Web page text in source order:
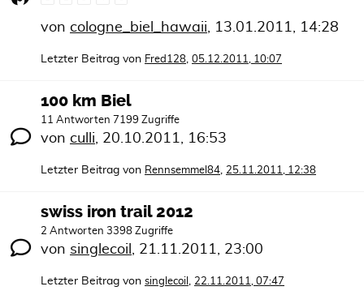
von cologne_biel_hawaii, 13.01.2011, 14:28
Letzter Beitrag von Fred128, 05.12.2011, 10:07
100 km Biel
11 Antworten 7199 Zugriffe
von culli, 20.10.2011, 16:53
Letzter Beitrag von Rennsemmel84, 25.11.2011, 12:38
swiss iron trail 2012
2 Antworten 3398 Zugriffe
von singlecoil , 21.11.2011, 23:00
Letzter Beitrag von singlecoil , 22.11.2011, 07:47